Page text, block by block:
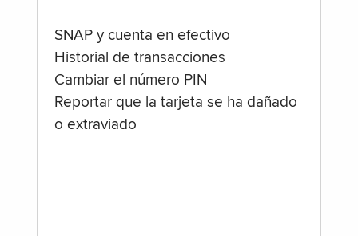
SNAP y cuenta en efectivo
Historial de transacciones
Cambiar el número PIN
Reportar que la tarjeta se ha dañado
o extraviado